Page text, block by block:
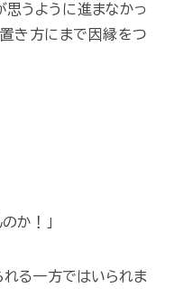
思うように進まなかっ
き方にまで因縁をつ
か！」
れる一方ではいられま